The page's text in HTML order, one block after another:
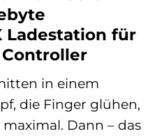
Ladestation für
in einem
die Finger glühen,
Dann – das